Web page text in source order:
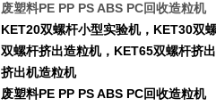
废塑料PE PP PS ABS PC回收造粒机
KET20双螺杆小型实验机，KET30双
双螺杆挤出造粒机，KET65双螺杆挤
挤出机造粒机
废塑料PE PP PS ABS PC回收造粒机